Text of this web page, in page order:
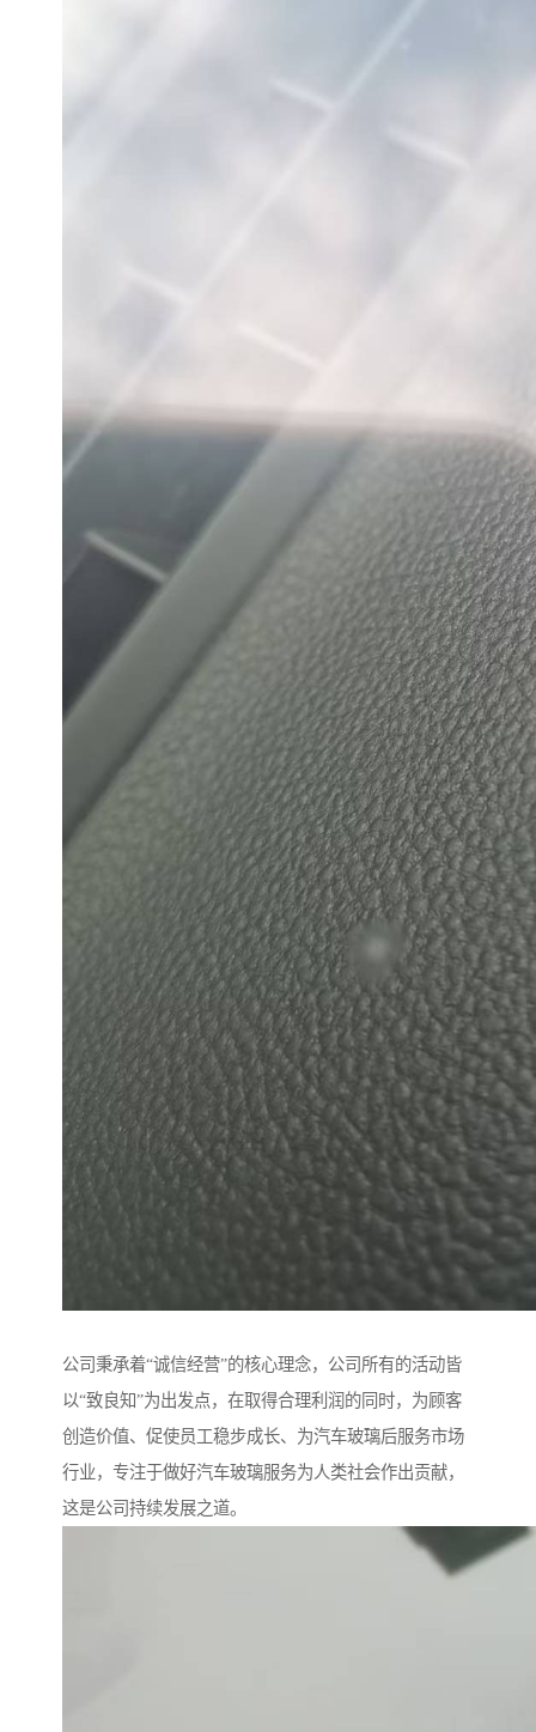
公司秉承着“诚信经营”的核心理念，公司所有的活动皆
以“致良知”为出发点，在取得合理利润的同时，为顾客
创造价值、促使员工稳步成长、为汽车玻璃后服务市场
行业，专注于做好汽车玻璃服务为人类社会作出贡献，
这是公司持续发展之道。